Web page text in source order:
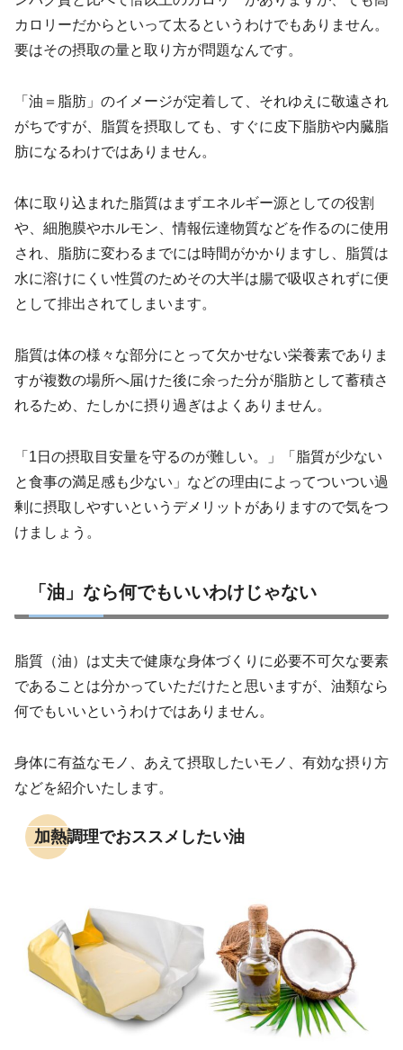
カロリーだからといって太るというわけでもありません。
要はその摂取の量と取り方が問題なんです。
「油＝脂肪」のイメージが定着して、それゆえに敬遠され
がちですが、脂質を摂取しても、すぐに皮下脂肪や内臓脂
肪になるわけではありません。
体に取り込まれた脂質はまずエネルギー源としての役割
や、細胞膜やホルモン、情報伝達物質などを作るのに使用
され、脂肪に変わるまでには時間がかかりますし、脂質は
水に溶けにくい性質のためその大半は腸で吸収されずに便
として排出されてしまいます。
脂質は体の様々な部分にとって欠かせない栄養素でありま
すが複数の場所へ届けた後に余った分が脂肪として蓄積さ
れるため、たしかに摂り過ぎはよくありません。
「1日の摂取目安量を守るのが難しい。」「脂質が少ない
と食事の満足感も少ない」などの理由によってついつい過
剰に摂取しやすいというデメリットがありますので気をつ
けましょう。
「油」なら何でもいいわけじゃない
脂質（油）は丈夫で健康な身体づくりに必要不可欠な要素
であることは分かっていただけたと思いますが、油類なら
何でもいいというわけではありません。
身体に有益なモノ、あえて摂取したいモノ、有効な摂り方
などを紹介いたします。
加熱調理でおススメしたい油